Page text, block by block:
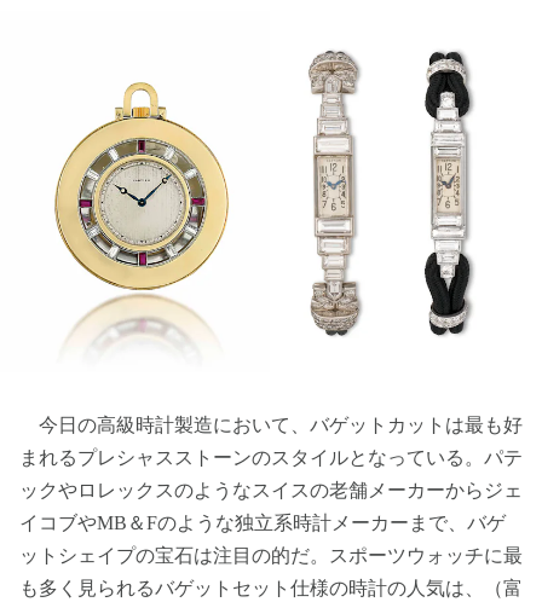
今日の高級時計製造において、バゲットカットは最も好
まれるプレシャスストーンのスタイルとなっている。パテ
ックやロレックスのようなスイスの老舗メーカーからジェ
イコブやMB＆Fのような独立系時計メーカーまで、バゲ
ットシェイプの宝石は注目の的だ。スポーツウォッチに最
も多く見られるバゲットセット仕様の時計の人気は、（富